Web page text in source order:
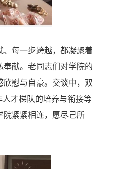
每一步跨越，都凝聚着
献。老同志们对学院的
慰与自豪。交谈中，双
才梯队的培养与衔接等
院紧紧相连，愿尽己所